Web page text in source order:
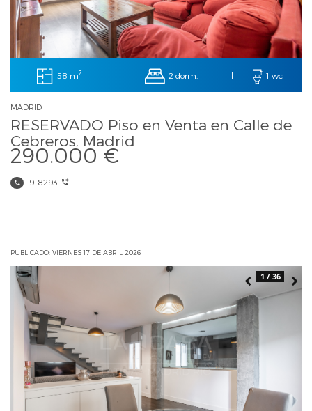
58 m2 | 2 dorm. | 1 wc
MADRID
RESERVADO Piso en Venta en Calle de
Cebreros, Madrid
290.000 €
918293...
PUBLICADO: VIERNES 17 DE ABRIL 2026
1 / 36